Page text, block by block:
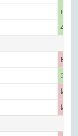
нет
4
B
3